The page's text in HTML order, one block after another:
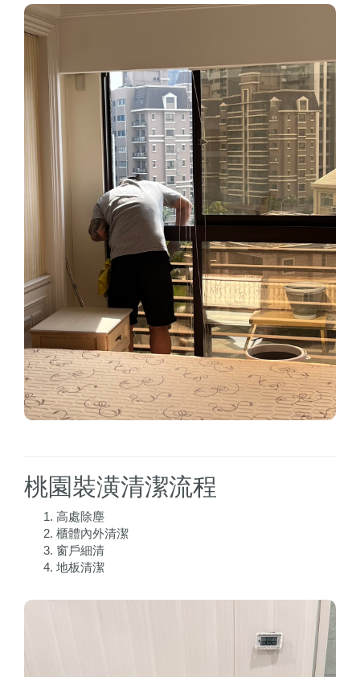
桃園裝潢清潔流程
高處除塵
櫃體內外清潔
窗戶細清
地板清潔